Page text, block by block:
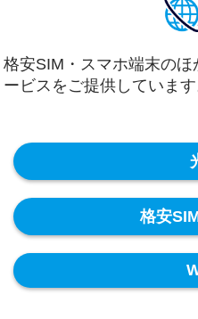
格安SIM・スマホ端末の
ービスをご提供しています
格安